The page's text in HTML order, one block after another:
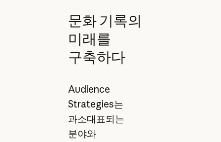
문화 기록의
미래를
구축하다
Audience
Strategies는
과소대표되는
분야와